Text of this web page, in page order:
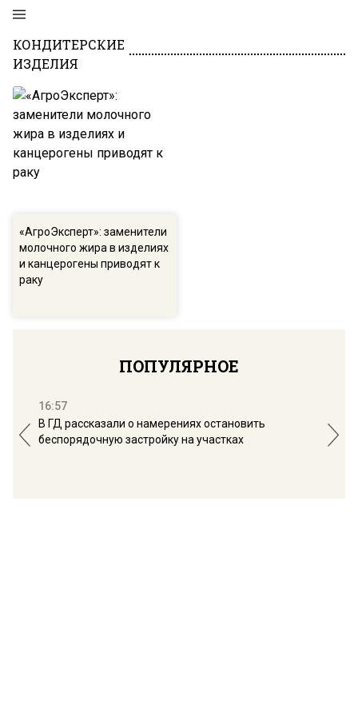
КОНДИТЕРСКИЕ
ИЗДЕЛИЯ
«АгроЭксперт»: заменители
молочного жира в изделиях
и канцерогены приводят к
раку
ПОПУЛЯРНОЕ
16:57
В ГД рассказали о намерениях остановить
беспорядочную застройку на участках